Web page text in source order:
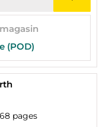
(POD)
pages